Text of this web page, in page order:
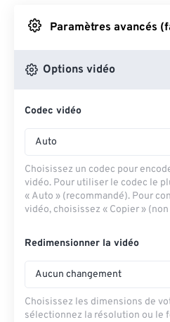
Depuis
Depuis
Paramètres avancés
Options vidéo
Codec vidéo
Auto
Choisissez un codec pour
vidéo. Pour utiliser le codec le
« Auto » (recommandé). Pour
vidéo, choisissez « Copier »
Redimensionner la vidéo
Aucun changement
Choisissez les dimensions de
sélectionnez la résolution ou le